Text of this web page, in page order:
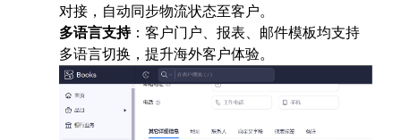
对接，自动同步物流状态至客户。
多语言支持：客户门户、报表、邮件模板均支持
多语言切换，提升海外客户体验。